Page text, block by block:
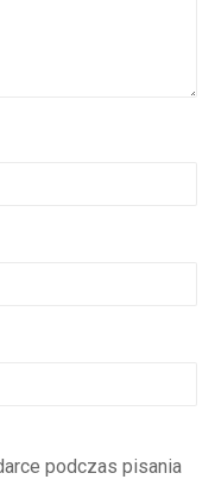
podczas pisania